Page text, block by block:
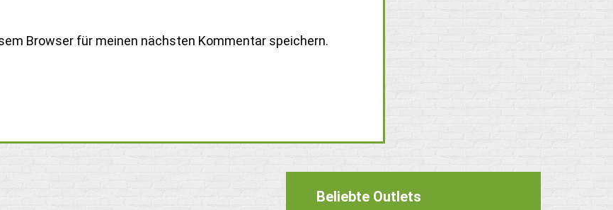
Browser für meinen nächsten Kommentar speichern.
Beliebte Outlets